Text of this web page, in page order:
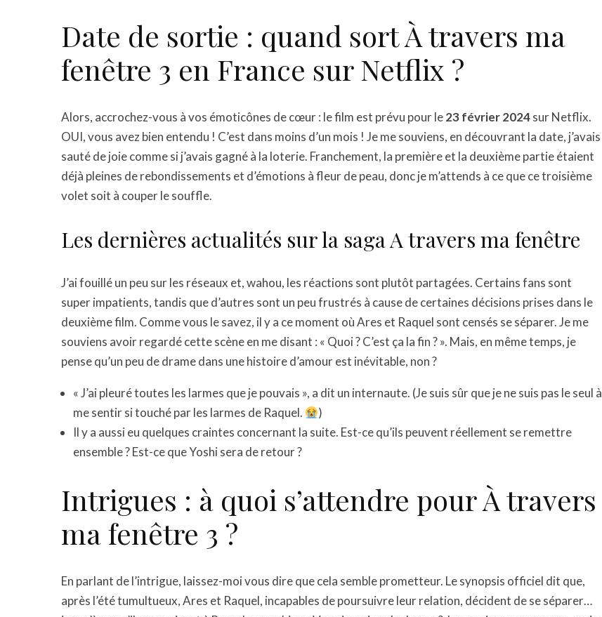
Date de sortie : quand sort À travers ma
fenêtre 3 en France sur Netflix ?
Alors, accrochez-vous à vos émoticônes de cœur : le film est prévu pour le23 février 2024sur Netflix.
OUI, vous avez bien entendu ! C’est dans moins d’un mois ! Je me souviens, en découvrant la date, j’avais
sauté de joie comme si j’avais gagné à la loterie. Franchement, la première et la deuxième partie étaient
déjà pleines de rebondissements et d’émotions à fleur de peau, donc je m’attends à ce que ce troisième
volet soit à couper le souffle.
Les dernières actualités sur la saga A travers ma fenêtre
J’ai fouillé un peu sur les réseaux et, wahou, les réactions sont plutôt partagées. Certains fans sont
super impatients, tandis que d’autres sont un peu frustrés à cause de certaines décisions prises dans le
deuxième film. Comme vous le savez, il y a ce moment où Ares et Raquel sont censés se séparer. Je me
souviens avoir regardé cette scène en me disant : « Quoi ? C’est ça la fin ? ». Mais, en même temps, je
pense qu’un peu de drame dans une histoire d’amour est inévitable, non ?
« J’ai pleuré toutes les larmes que je pouvais », a dit un internaute. (Je suis sûr que je ne suis pas le seul à
me sentir si touché par les larmes de Raquel.
)
Il y a aussi eu quelques craintes concernant la suite. Est-ce qu’ils peuvent réellement se remettre
ensemble ? Est-ce que Yoshi sera de retour ?
Intrigues : à quoi s’attendre pour À travers
ma fenêtre 3 ?
En parlant de l’intrigue, laissez-moi vous dire que cela semble prometteur. Le synopsis officiel dit que,
après l’été tumultueux, Ares et Raquel, incapables de poursuivre leur relation, décident de se séparer…